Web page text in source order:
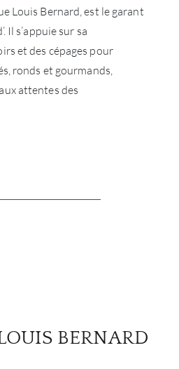
Louis Bernard, est le garant
Il s’appuie sur sa
et des cépages pour
ronds et gourmands,
attentes des
BERNARD